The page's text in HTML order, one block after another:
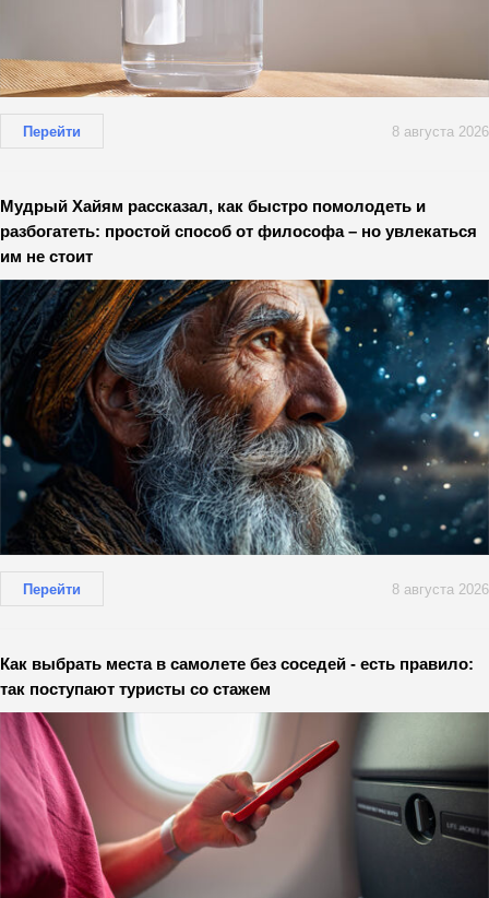
Перейти 8 августа 2026
Мудрый Хайям рассказал, как быстро помолодеть и
разбогатеть: простой способ от философа – но увлекаться
им не стоит
Перейти 8 августа 2026
Как выбрать места в самолете без соседей - есть правило:
так поступают туристы со стажем